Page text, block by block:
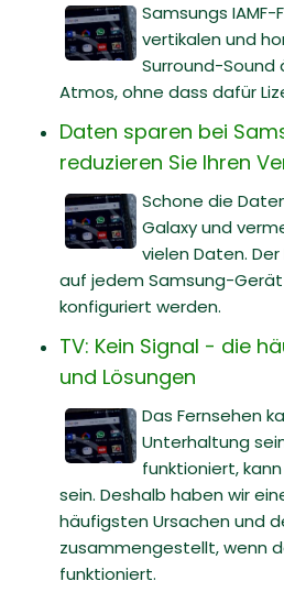
Samsungs
vertikalen und
Surround-Sound
Atmos, ohne dass dafür
Daten sparen bei
reduzieren Sie Ihren
Schone die
Galaxy und
vielen Daten.
auf jedem Samsung-
konfiguriert werden.
TV: Kein Signal - die
und Lösungen
Das Fernsehen
Unterhaltung
funktioniert,
sein. Deshalb haben wir
häufigsten Ursachen und
zusammengestellt, wenn
funktioniert.